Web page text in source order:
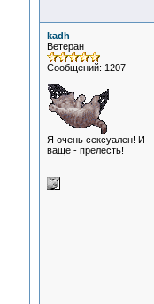
kadh
Ветеран
Сообщений: 1207
Я очень сексуален! И
ваще - прелесть!